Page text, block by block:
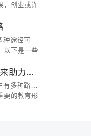
，创业或许
途径可以
以下是一些
助力...
多种路径
要的教育形